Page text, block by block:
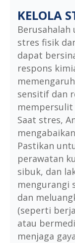
KELOLA
stres fisik
dapat
respons
sensitif dan
mempersulit
Saat stres,
Pastikan
perawatan
sibuk, dan
mengurangi
dan
(seperti
atau
menjaga